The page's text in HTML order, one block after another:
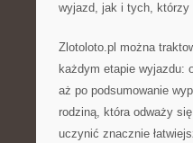
wyjazd, jak i tych, którzy
Zlotoloto.pl można
każdym etapie wyjazdu:
aż po podsumowanie
rodziną, która odważy
uczynić znacznie